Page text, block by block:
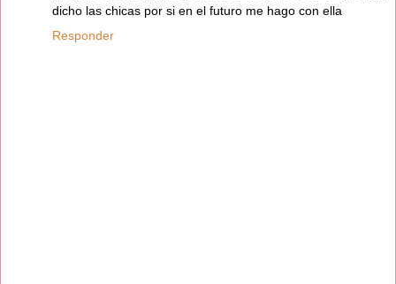
dicho las chicas por si en el futuro me hago con ella
Responder